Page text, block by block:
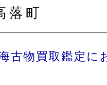
落町
古物買取鑑定に